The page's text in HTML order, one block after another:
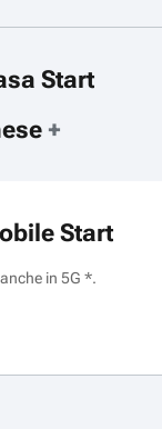
Start
+
Start
in 5G *.